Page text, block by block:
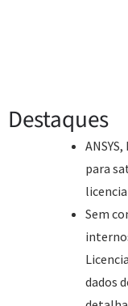
Destaques
para
Sem
dados